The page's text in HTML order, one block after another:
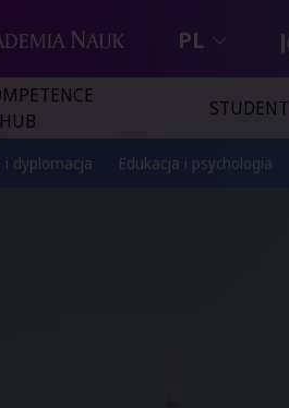
PL
HUB
STUDENT
i dyplomacja Edukacja i psychologia